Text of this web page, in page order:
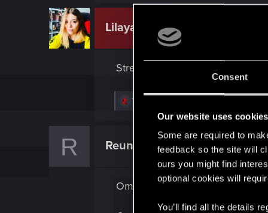
Consent
Our website uses cookies
Some are required to
feedback so the site will
ours you might find
optional cookies will
You’ll find all the details
c
i
n
:
Lilayah CD PROJEKT RED
Stream o Wiedźminie 2:
R
i
:
Yakin
R Reunion33 Forum veteran
Ominął mnie ów stream